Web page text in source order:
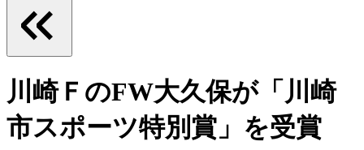
川崎ＦのFW大久保が「川崎
市スポーツ特別賞」を受賞